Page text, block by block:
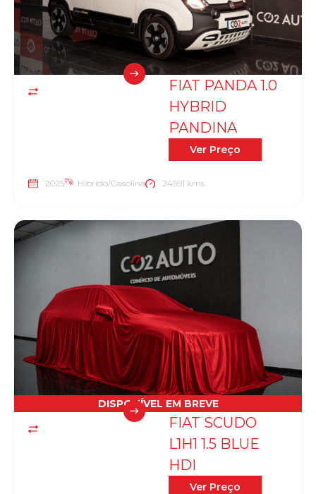
FIAT PANDA 1.0
HYBRID
PANDINA
Ver Preço
2025 Híbrido/Gasolina 24591 kms
DISPONÍVEL EM BREVE
FIAT SCUDO
L1H1 1.5 BLUE
HDI
Ver Preço